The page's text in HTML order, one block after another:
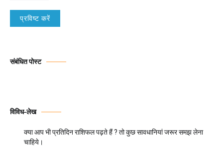
संबंधित पोस्ट
विविध-लेख
क्या आप भी प्रतिदिन राशिफल पढ़ते हैं ? तो कुछ सावधानियां जरूर समझ लेना
चाहिये।